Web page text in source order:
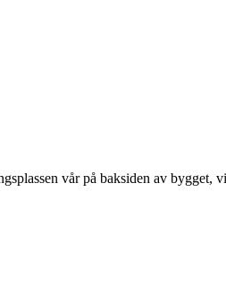
vår på baksiden av